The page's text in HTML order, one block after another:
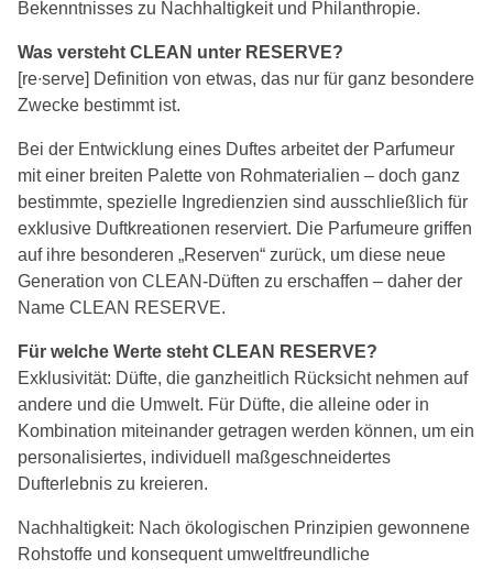
Bekenntnisses zu Nachhaltigkeit und Philanthropie.
Was versteht CLEAN unter RESERVE?
[re∙serve] Definition von etwas, das nur für ganz besondere
Zwecke bestimmt ist.
Bei der Entwicklung eines Duftes arbeitet der Parfumeur
mit einer breiten Palette von Rohmaterialien – doch ganz
bestimmte, spezielle Ingredienzien sind ausschließlich für
exklusive Duftkreationen reserviert. Die Parfumeure griffen
auf ihre besonderen „Reserven“ zurück, um diese neue
Generation von CLEAN-Düften zu erschaffen – daher der
Name CLEAN RESERVE.
Für welche Werte steht CLEAN RESERVE?
Exklusivität: Düfte, die ganzheitlich Rücksicht nehmen auf
andere und die Umwelt. Für Düfte, die alleine oder in
Kombination miteinander getragen werden können, um ein
personalisiertes, individuell maßgeschneidertes
Dufterlebnis zu kreieren.
Nachhaltigkeit: Nach ökologischen Prinzipien gewonnene
Rohstoffe und konsequent umweltfreundliche